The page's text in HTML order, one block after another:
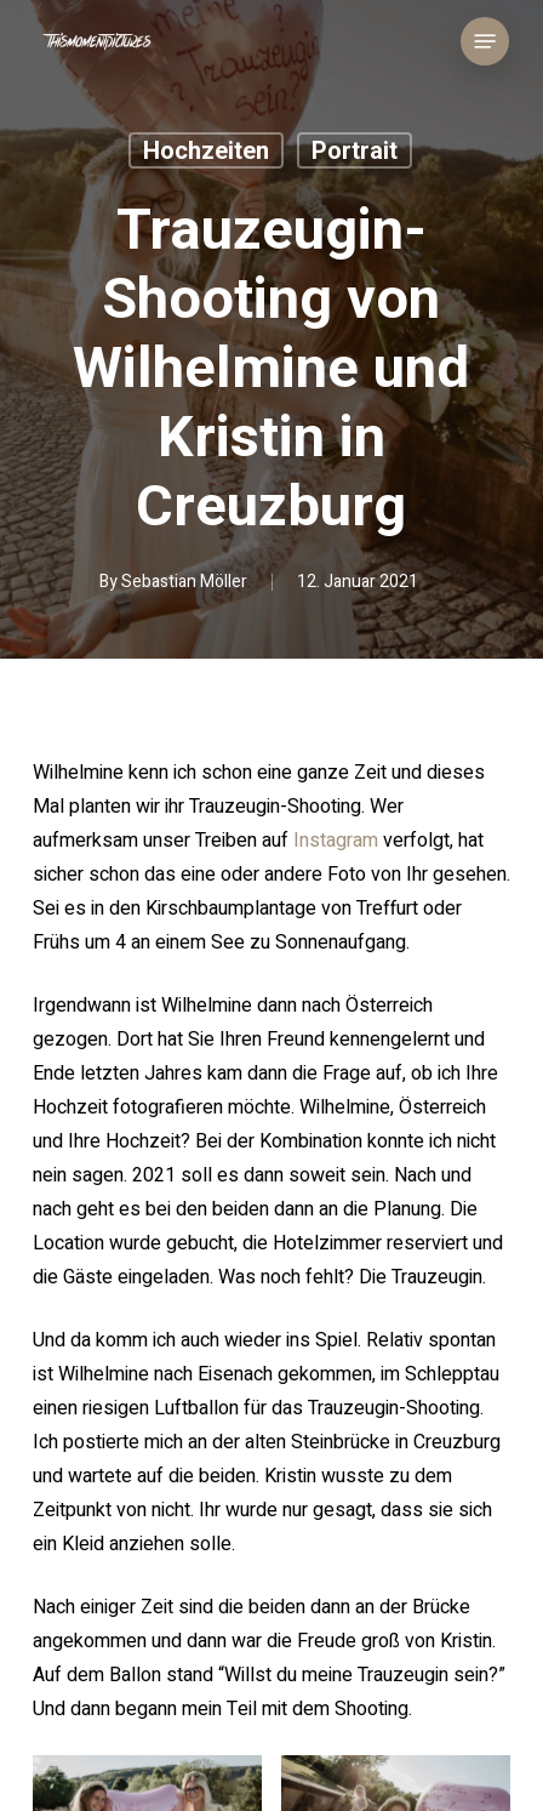
Skip
Menu
Hochzeiten Portrait
Trauzeugin-
Shooting von
Wilhelmine und
Kristin in
Creuzburg
BySebastian Möller 12. Januar 2021
Wilhelmine kenn ich schon eine ganze Zeit und dieses
Mal planten wir ihr Trauzeugin-Shooting. Wer
aufmerksam unser Treiben auf Instagram verfolgt, hat
sicher schon das eine oder andere Foto von Ihr gesehen.
Sei es in den Kirschbaumplantage von Treffurt oder
Frühs um 4 an einem See zu Sonnenaufgang.
Irgendwann ist Wilhelmine dann nach Österreich
gezogen. Dort hat Sie Ihren Freund kennengelernt und
Ende letzten Jahres kam dann die Frage auf, ob ich Ihre
Hochzeit fotografieren möchte. Wilhelmine, Österreich
und Ihre Hochzeit? Bei der Kombination konnte ich nicht
nein sagen. 2021 soll es dann soweit sein. Nach und
nach geht es bei den beiden dann an die Planung. Die
Location wurde gebucht, die Hotelzimmer reserviert und
die Gäste eingeladen. Was noch fehlt? Die Trauzeugin.
Und da komm ich auch wieder ins Spiel. Relativ spontan
ist Wilhelmine nach Eisenach gekommen, im Schlepptau
einen riesigen Luftballon für das Trauzeugin-Shooting.
Ich postierte mich an der alten Steinbrücke in Creuzburg
und wartete auf die beiden. Kristin wusste zu dem
Zeitpunkt von nicht. Ihr wurde nur gesagt, dass sie sich
ein Kleid anziehen solle.
Nach einiger Zeit sind die beiden dann an der Brücke
angekommen und dann war die Freude groß von Kristin.
Auf dem Ballon stand “Willst du meine Trauzeugin sein?”
Und dann begann mein Teil mit dem Shooting.